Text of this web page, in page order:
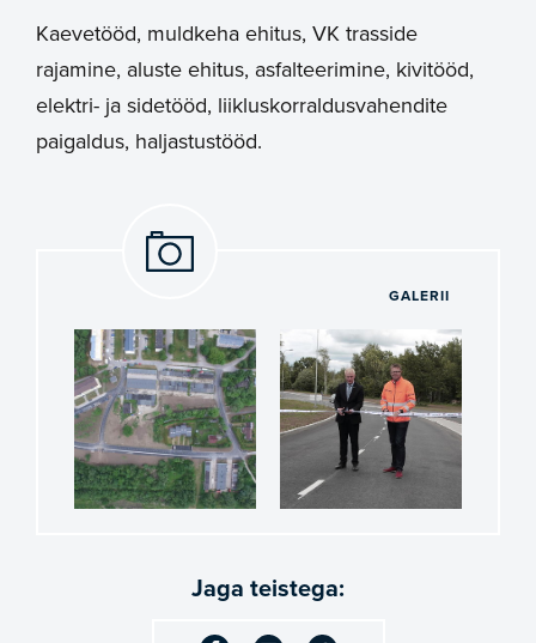
Kaevetööd, muldkeha ehitus, VK trasside
rajamine, aluste ehitus, asfalteerimine, kivitööd,
elektri- ja sidetööd, liikluskorraldusvahendite
paigaldus, haljastustööd.
GALERII
Jaga teistega: